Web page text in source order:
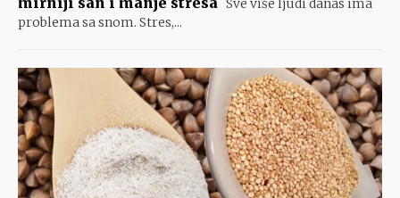
Sve više ljudi danas ima
problema sa snom. Stres,...